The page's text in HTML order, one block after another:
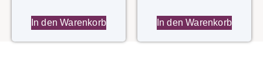
In den Warenkorb In den Warenkorb